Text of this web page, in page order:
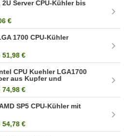
Server CPU-Kühler bis
€
1700 CPU-Kühler
51,98 €
CPU Kuehler LGA1700
aus Kupfer und
TDP (A 2728)
74,98 €
SP5 CPU-Kühler mit
54,78 €